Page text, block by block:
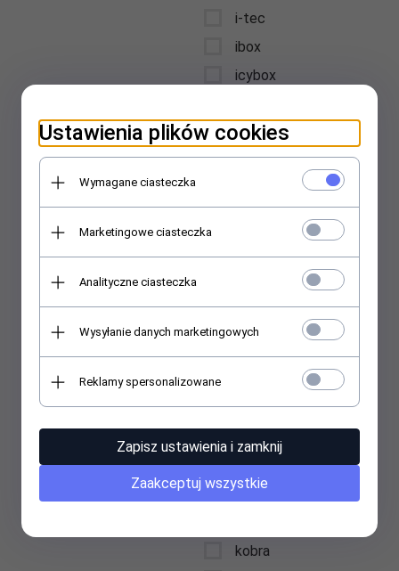
i-tec
ibox
icybox
intellinet
Interdruk
International Paper
Kwidzyn
karcher
keysonic
kidde
kids euroswan
kingston
kobra
Ustawienia plików cookies
Wymagane ciasteczka
Marketingowe ciasteczka
Analityczne ciasteczka
Wysyłanie danych marketingowych
Reklamy spersonalizowane
Zapisz ustawienia i zamknij
Zaakceptuj wszystkie